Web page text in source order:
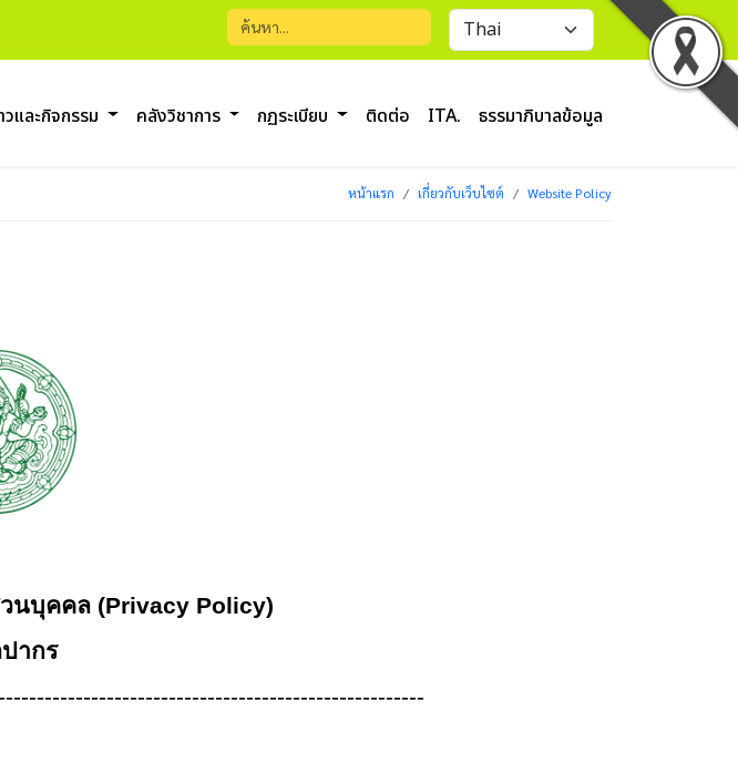
วและกิจกรรม คลังวิชาการ กฏระเบียบ ติดต่อ ITA. ธรรมาภิบาลข้อมูล
หน้าแรก เกี่ยวกับเว็บไซต์ Website Policy
นบุคคล(Privacy Policy)
ากร